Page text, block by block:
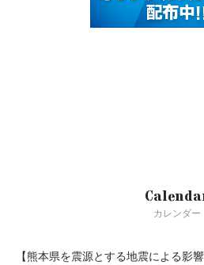
カレンダー
true
【熊本県を震源とする地震による影